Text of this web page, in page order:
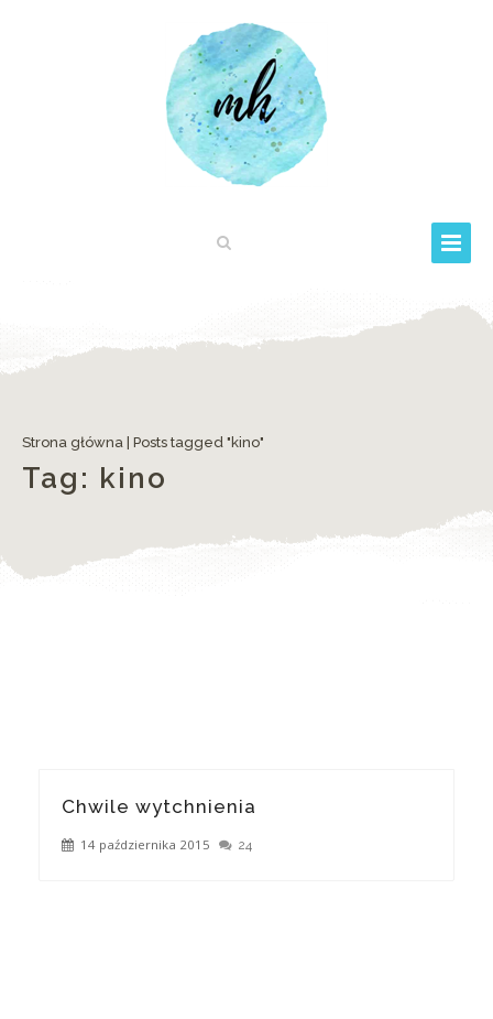
Strona główna Posts tagged "kino"
Tag: kino
Chwile wytchnienia
14 października 2015 24